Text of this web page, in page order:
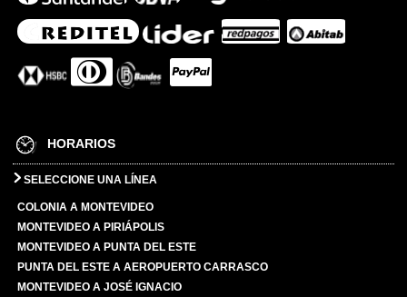
HORARIOS
SELECCIONE UNA LÍNEA
COLONIA A MONTEVIDEO
MONTEVIDEO A PIRIÁPOLIS
MONTEVIDEO A PUNTA DEL ESTE
PUNTA DEL ESTE A AEROPUERTO CARRASCO
MONTEVIDEO A JOSÉ IGNACIO